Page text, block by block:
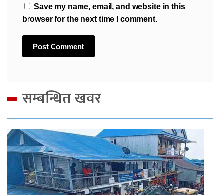
Save my name, email, and website in this
browser for the next time I comment.
सम्बन्धित खवर